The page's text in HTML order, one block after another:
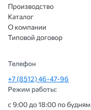
Производство
Каталог
О компании
Типовой договор
Телефон
+7 (8512) 46-47-96
Режим работы:
с 9:00 до 18:00 по будням